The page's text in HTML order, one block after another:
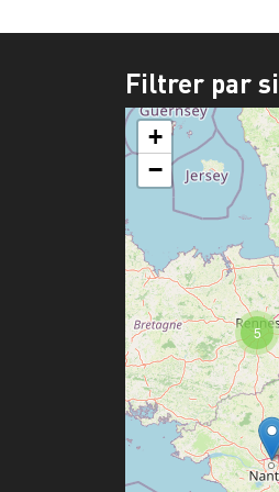
Filtrer par
5
+
−